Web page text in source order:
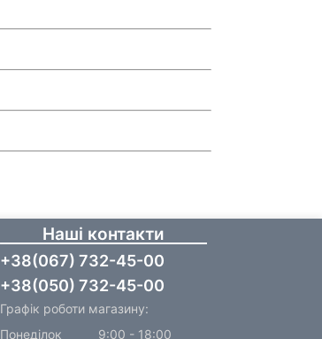
Наші контакти
+38(067) 732-45-00
+38(050) 732-45-00
Графік роботи магазину:
Понеділок
9:00 - 18:00